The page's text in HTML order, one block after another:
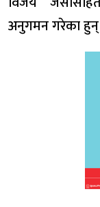
अनुगमन गरेका हुन्